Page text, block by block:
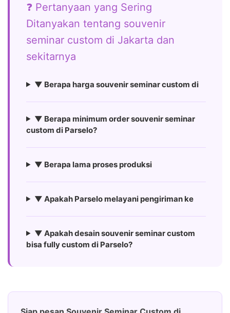
❓ Pertanyaan yang Sering
Ditanyakan tentang souvenir
seminar custom di Jakarta dan
sekitarnya
▼ Berapa harga souvenir seminar custom di
▼ Berapa minimum order souvenir seminar
custom di Parselo?
▼ Berapa lama proses produksi
▼ Apakah Parselo melayani pengiriman ke
▼ Apakah desain souvenir seminar custom
bisa fully custom di Parselo?